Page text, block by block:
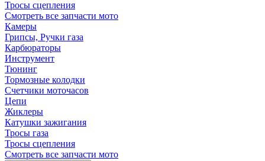
Тросы сцепления
Смотреть все запчасти мото
Камеры
Грипсы, Ручки газа
Карбюраторы
Инструмент
Тюнинг
Тормозные колодки
Счетчики моточасов
Цепи
Жиклеры
Катушки зажигания
Тросы газа
Тросы сцепления
Смотреть все запчасти мото